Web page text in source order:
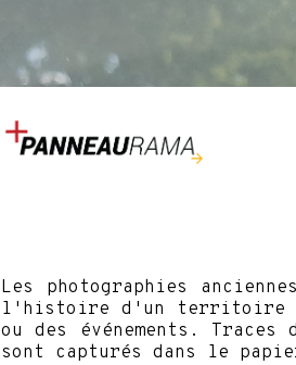
Les photographies
l'histoire d'un territoire en
ou des événements.
sont capturés dans le